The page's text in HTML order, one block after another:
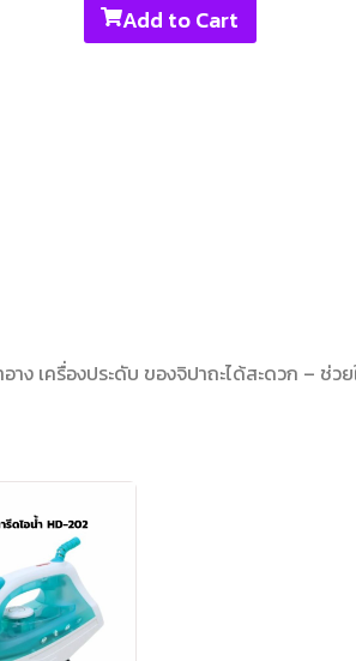
Add to Cart
เครื่องประดับ ของจิปาถะได้สะดวก – ช่ว